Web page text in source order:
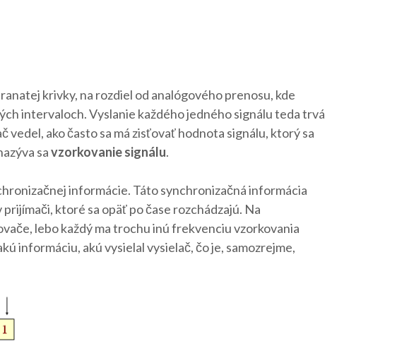
krivky, na rozdiel od analógového prenosu, kde
intervaloch. Vyslanie každého jedného signálu teda trvá
vedel, ako často sa má zisťovať hodnota signálu, ktorý sa
savzorkovanie signálu.
informácie. Táto synchronizačná informácia
ktoré sa opäť po čase rozchádzajú. Na
lebo každý ma trochu inú frekvenciu vzorkovania
informáciu, akú vysielal vysielač, čo je, samozrejme,